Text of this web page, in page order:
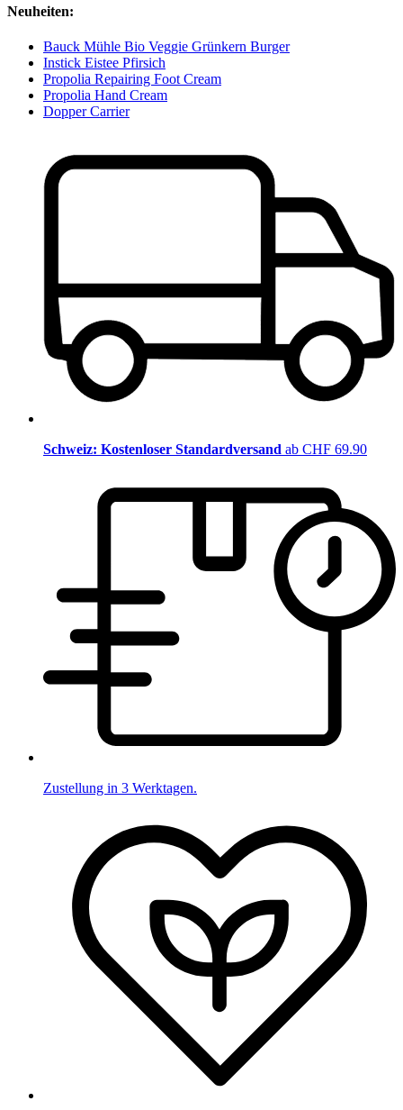
Neuheiten:
Bauck Mühle Bio Veggie Grünkern Burger
Instick Eistee Pfirsich
Propolia Repairing Foot Cream
Propolia Hand Cream
Dopper Carrier
Schweiz: Kostenloser Standardversand ab CHF 69.90
Zustellung in 3 Werktagen.